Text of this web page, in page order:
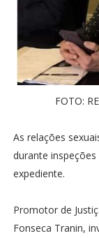
FOTO:
As relações
durante
expediente.
Promotor de
Fonseca Tranin,